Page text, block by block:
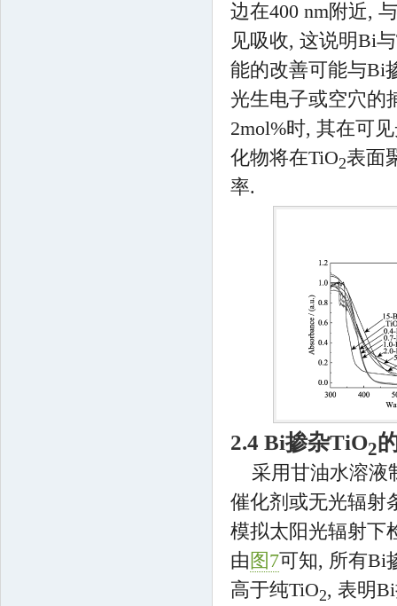
边在400 nm附近,
见吸收, 这说明Bi
能的改善可能与Bi
光生电子或空穴的
2mol%时, 其在可
化物将在TiO2表面
率.
2.4 Bi掺杂TiO2
采用甘油水溶液
催化剂或无光辐射
模拟太阳光辐射下
由 图7可知, 所有Bi
高于纯TiO2, 表明